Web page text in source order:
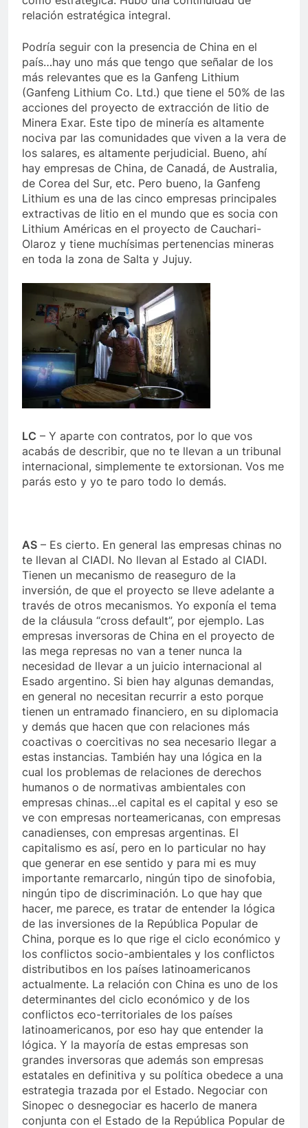
relación estratégica integral.
Podría seguir con la presencia de China en el
país…hay uno más que tengo que señalar de los
más relevantes que es la Ganfeng Lithium
(Ganfeng Lithium Co. Ltd.) que tiene el 50% de las
acciones del proyecto de extracción de litio de
Minera Exar. Este tipo de minería es altamente
nociva par las comunidades que viven a la vera de
los salares, es altamente perjudicial. Bueno, ahí
hay empresas de China, de Canadá, de Australia,
de Corea del Sur, etc. Pero bueno, la Ganfeng
Lithium es una de las cinco empresas principales
extractivas de litio en el mundo que es socia con
Lithium Américas en el proyecto de Cauchari-
Olaroz y tiene muchísimas pertenencias mineras
en toda la zona de Salta y Jujuy.
LC – Y aparte con contratos, por lo que vos
acabás de describir, que no te llevan a un tribunal
internacional, simplemente te extorsionan. Vos me
parás esto y yo te paro todo lo demás.
AS – Es cierto. En general las empresas chinas no
te llevan al CIADI. No llevan al Estado al CIADI.
Tienen un mecanismo de reaseguro de la
inversión, de que el proyecto se lleve adelante a
través de otros mecanismos. Yo exponía el tema
de la cláusula “cross default”, por ejemplo. Las
empresas inversoras de China en el proyecto de
las mega represas no van a tener nunca la
necesidad de llevar a un juicio internacional al
Esado argentino. Si bien hay algunas demandas,
en general no necesitan recurrir a esto porque
tienen un entramado financiero, en su diplomacia
y demás que hacen que con relaciones más
coactivas o coercitivas no sea necesario llegar a
estas instancias. También hay una lógica en la
cual los problemas de relaciones de derechos
humanos o de normativas ambientales con
empresas chinas…el capital es el capital y eso se
ve con empresas norteamericanas, con empresas
canadienses, con empresas argentinas. El
capitalismo es así, pero en lo particular no hay
que generar en ese sentido y para mi es muy
importante remarcarlo, ningún tipo de sinofobia,
ningún tipo de discriminación. Lo que hay que
hacer, me parece, es tratar de entender la lógica
de las inversiones de la República Popular de
China, porque es lo que rige el ciclo económico y
los conflictos socio-ambientales y los conflictos
distributibos en los países latinoamericanos
actualmente. La relación con China es uno de los
determinantes del ciclo económico y de los
conflictos eco-territoriales de los países
latinoamericanos, por eso hay que entender la
lógica. Y la mayoría de estas empresas son
grandes inversoras que además son empresas
estatales en definitiva y su política obedece a una
estrategia trazada por el Estado. Negociar con
Sinopec o desnegociar es hacerlo de manera
conjunta con el Estado de la República Popular de